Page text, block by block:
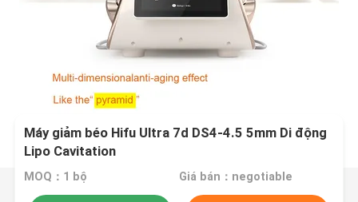
Máy giảm béo Hifu Ultra 7d DS4-4.5 5mm Di động
Lipo Cavitation
MOQ：1 bộ Giá bán：negotiable